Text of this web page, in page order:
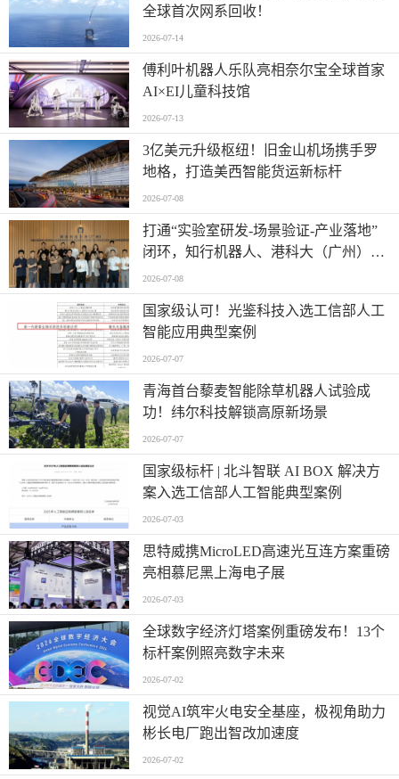
全球首次网系回收！
2026-07-14
傅利叶机器人乐队亮相奈尔宝全球首家
AI×EI儿童科技馆
2026-07-13
​3亿美元升级枢纽！旧金山机场携手罗
地格，打造美西智能货运新标杆
2026-07-08
打通“实验室研发-场景验证-产业落地”
闭环，知行机器人、港科大（广州）、
北京粤电三方联合解锁城市服务机器人
规模化应用
2026-07-08
国家级认可！光鉴科技入选工信部人工
智能应用典型案例
2026-07-07
青海首台藜麦智能除草机器人试验成
功！纬尔科技解锁高原新场景
2026-07-07
国家级标杆 | 北斗智联 AI BOX 解决方
案入选工信部人工智能典型案例
2026-07-03
思特威携MicroLED高速光互连方案重磅
亮相慕尼黑上海电子展
2026-07-03
全球数字经济灯塔案例重磅发布！13个
标杆案例照亮数字未来
2026-07-02
视觉AI筑牢火电安全基座，极视角助力
彬长电厂跑出智改加速度
2026-07-02